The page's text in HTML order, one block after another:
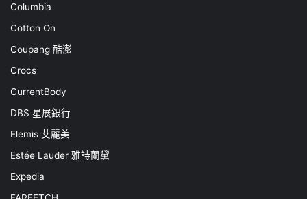
Columbia
Cotton On
Coupang 酷澎
Crocs
CurrentBody
DBS 星展銀行
Elemis 艾麗美
Estée Lauder 雅詩蘭黛
Expedia